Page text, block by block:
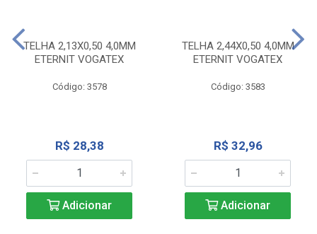
TELHA 2,13X0,50 4,0MM
ETERNIT VOGATEX
Código: 3578
R$ 28,38
Adicionar
TELHA 2,44X0,50 4,0MM
ETERNIT VOGATEX
Código: 3583
R$ 32,96
Adicionar